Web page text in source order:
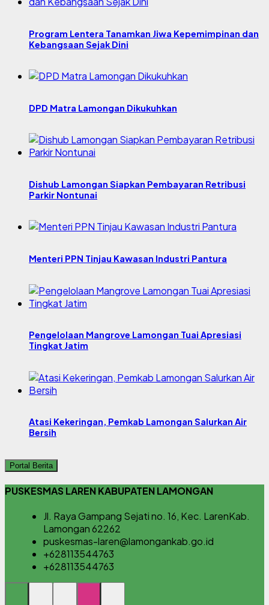
Program Lentera Tanamkan Jiwa Kepemimpinan dan
Kebangsaan Sejak Dini
DPD Matra Lamongan Dikukuhkan
Dishub Lamongan Siapkan Pembayaran Retribusi
Parkir Nontunai
Menteri PPN Tinjau Kawasan Industri Pantura
Pengelolaan Mangrove Lamongan Tuai Apresiasi
Tingkat Jatim
Atasi Kekeringan, Pemkab Lamongan Salurkan Air
Bersih
Portal Berita
PUSKESMAS LAREN KABUPATEN LAMONGAN
Jl. Raya Gampang Sejati no. 16, Kec. LarenKab.
Lamongan 62262
puskesmas-laren@lamongankab.go.id
+628113544763
+628113544763